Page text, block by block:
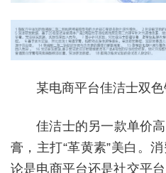
某电商平台佳洁士双
佳洁士的另一款单价
膏，主打“革黄素”美白。
论是电商平台还是社交平